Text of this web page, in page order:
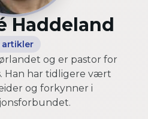
Haddeland
og er pastor for
Han har tidligere vært
og forkynner i